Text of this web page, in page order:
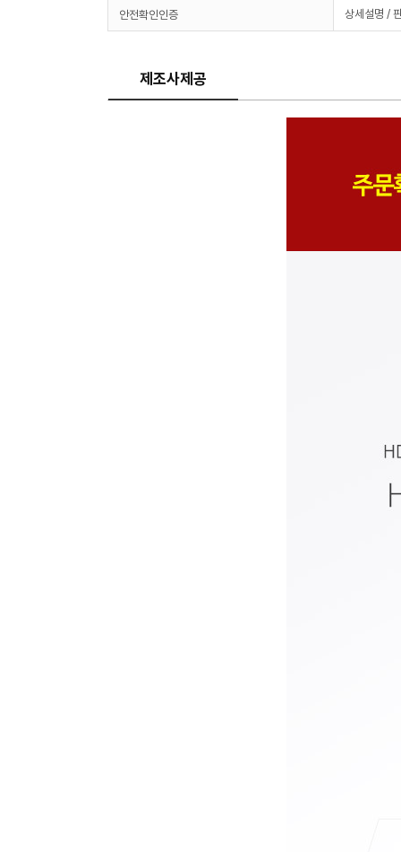
안전확인인증 상세설명 /
제조사제공